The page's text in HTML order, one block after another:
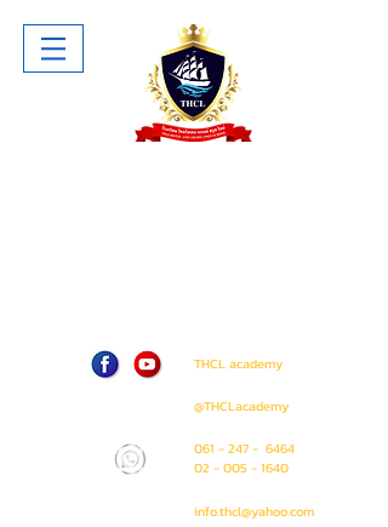
THCL academy
@THCLacademy
061 - 247 - 6464
02 - 005 - 1640
info.thcl@yahoo.com